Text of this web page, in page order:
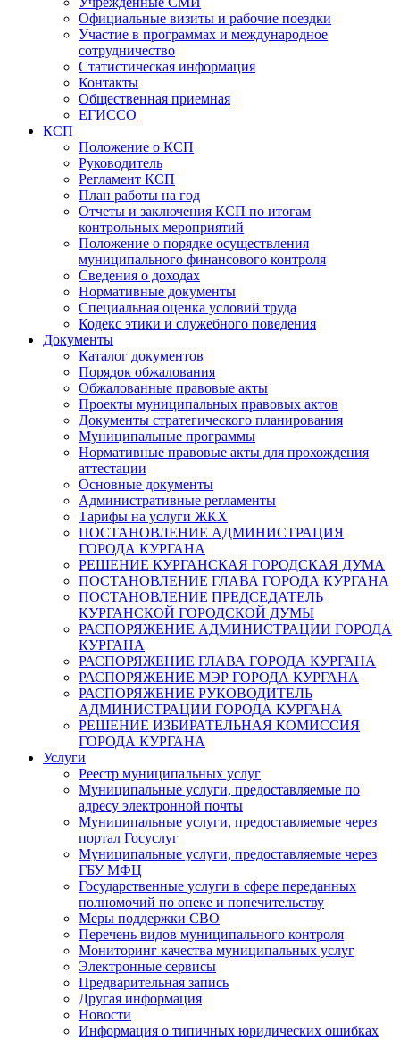
Официальные визиты и рабочие поездки
Участие в программах и международное
сотрудничество
Статистическая информация
Контакты
Общественная приемная
ЕГИССО
КСП
Положение о КСП
Руководитель
Регламент КСП
План работы на год
Отчеты и заключения КСП по итогам
контрольных мероприятий
Положение о порядке осуществления
муниципального финансового контроля
Сведения о доходах
Нормативные документы
Специальная оценка условий труда
Кодекс этики и служебного поведения
Документы
Каталог документов
Порядок обжалования
Обжалованные правовые акты
Проекты муниципальных правовых актов
Документы стратегического планирования
Муниципальные программы
Нормативные правовые акты для прохождения
аттестации
Основные документы
Административные регламенты
Тарифы на услуги ЖКХ
ПОСТАНОВЛЕНИЕ АДМИНИСТРАЦИЯ
ГОРОДА КУРГАНА
РЕШЕНИЕ КУРГАНСКАЯ ГОРОДСКАЯ ДУМА
ПОСТАНОВЛЕНИЕ ГЛАВА ГОРОДА КУРГАНА
ПОСТАНОВЛЕНИЕ ПРЕДСЕДАТЕЛЬ
КУРГАНСКОЙ ГОРОДСКОЙ ДУМЫ
РАСПОРЯЖЕНИЕ АДМИНИСТРАЦИИ ГОРОДА
КУРГАНА
РАСПОРЯЖЕНИЕ ГЛАВА ГОРОДА КУРГАНА
РАСПОРЯЖЕНИЕ МЭР ГОРОДА КУРГАНА
РАСПОРЯЖЕНИЕ РУКОВОДИТЕЛЬ
АДМИНИСТРАЦИИ ГОРОДА КУРГАНА
РЕШЕНИЕ ИЗБИРАТЕЛЬНАЯ КОМИССИЯ
ГОРОДА КУРГАНА
Услуги
Реестр муниципальных услуг
Муниципальные услуги, предоставляемые по
адресу электронной почты
Муниципальные услуги, предоставляемые через
портал Госуслуг
Муниципальные услуги, предоставляемые через
ГБУ МФЦ
Государственные услуги в сфере переданных
полномочий по опеке и попечительству
Меры поддержки СВО
Перечень видов муниципального контроля
Мониторинг качества муниципальных услуг
Электронные сервисы
Предварительная запись
Другая информация
Новости
Информация о типичных юридических ошибках